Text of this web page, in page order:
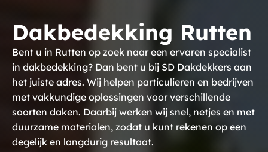
Dakbedekking Rutten
Bent u in Rutten op zoek naar een ervaren specialist
in dakbedekking? Dan bent u bij SD Dakdekkers aan
het juiste adres. Wij helpen particulieren en bedrijven
met vakkundige oplossingen voor verschillende
soorten daken. Daarbij werken wij snel, netjes en met
duurzame materialen, zodat u kunt rekenen op een
degelijk en langdurig resultaat.